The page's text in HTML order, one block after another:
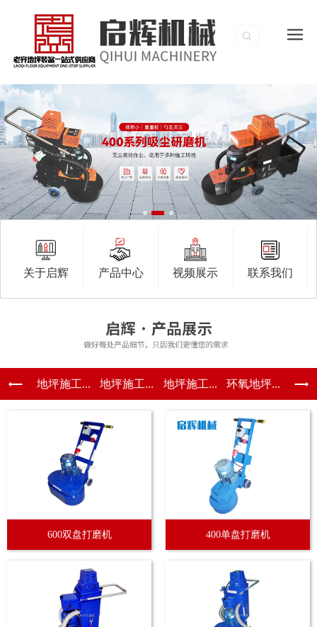
关于启辉 产品中心 视频展示 联系我们
地坪施工... 地坪施工... 地坪施工... 环氧地坪...
600双盘打磨机 400单盘打磨机